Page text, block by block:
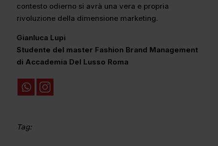
contesto odierno si avrà una vera e propria
rivoluzione della dimensione marketing.
Gianluca Lupi
Studente del master Fashion Brand Management
di Accademia Del Lusso Roma
Tag: